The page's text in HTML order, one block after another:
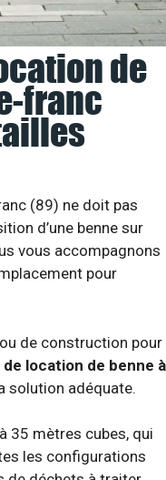
de
franc
(89) ne doit pas
d’une benne sur
vous accompagnons
pour
ou de construction pour
location de benne à
solution adéquate.
35 mètres cubes, qui
les configurations